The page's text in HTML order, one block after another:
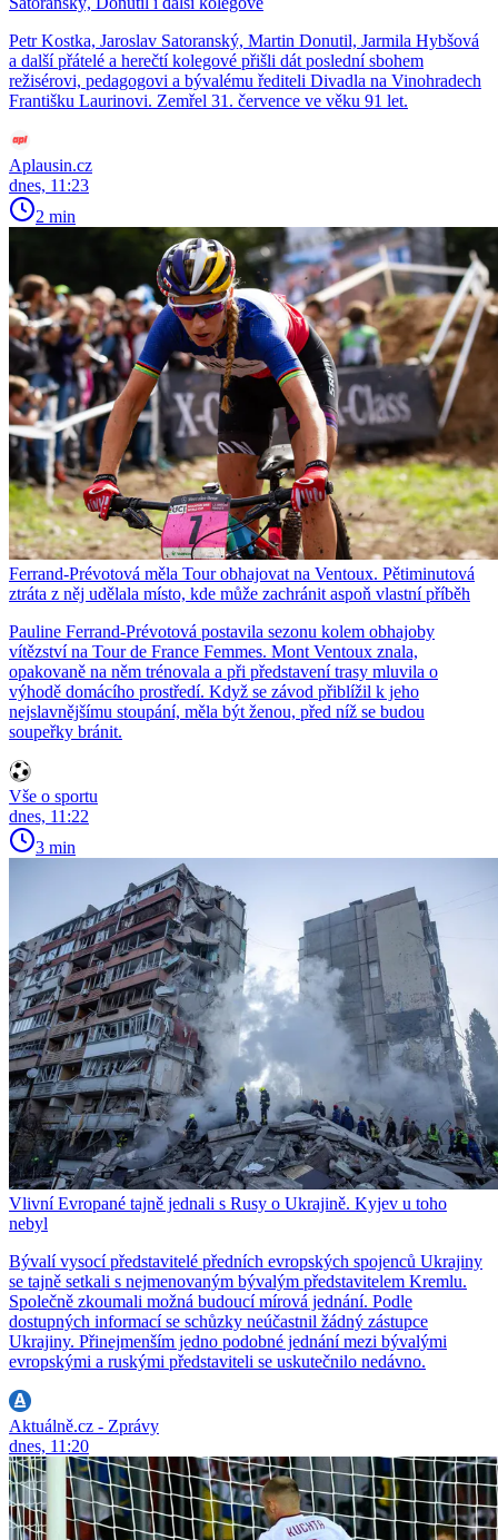
Petr Kostka, Jaroslav Satoranský, Martin Donutil, Jarmila Hybšová
a další přátelé a herečtí kolegové přišli dát poslední sbohem
režisérovi, pedagogovi a bývalému řediteli Divadla na Vinohradech
Františku Laurinovi. Zemřel 31. července ve věku 91 let.
Aplausin.cz
dnes, 11:23
2 min
Ferrand-Prévotová měla Tour obhajovat na Ventoux. Pětiminutová
ztráta z něj udělala místo, kde může zachránit aspoň vlastní příběh
Pauline Ferrand-Prévotová postavila sezonu kolem obhajoby
vítězství na Tour de France Femmes. Mont Ventoux znala,
opakovaně na něm trénovala a při představení trasy mluvila o
výhodě domácího prostředí. Když se závod přiblížil k jeho
nejslavnějšímu stoupání, měla být ženou, před níž se budou
soupeřky bránit.
Vše o sportu
dnes, 11:22
3 min
Vlivní Evropané tajně jednali s Rusy o Ukrajině. Kyjev u toho
nebyl
Bývalí vysocí představitelé předních evropských spojenců Ukrajiny
se tajně setkali s nejmenovaným bývalým představitelem Kremlu.
Společně zkoumali možná budoucí mírová jednání. Podle
dostupných informací se schůzky neúčastnil žádný zástupce
Ukrajiny. Přinejmenším jedno podobné jednání mezi bývalými
evropskými a ruskými představiteli se uskutečnilo nedávno.
Aktuálně.cz - Zprávy
dnes, 11:20